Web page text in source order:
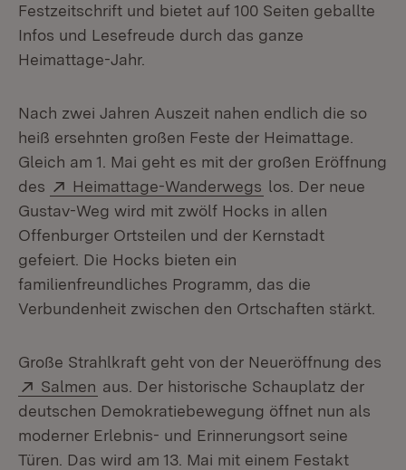
Festzeitschrift und bietet auf 100 Seiten geballte
Infos und Lesefreude durch das ganze
Heimattage-Jahr.
Nach zwei Jahren Auszeit nahen endlich die so
heiß ersehnten großen Feste der Heimattage.
Gleich am 1. Mai geht es mit der großen Eröffnung
des
Extern:
Heimattage-Wanderwegs (Öffnet in neuem
los. Der neue
Gustav-Weg wird mit zwölf Hocks in allen
Offenburger Ortsteilen und der Kernstadt
gefeiert. Die Hocks bieten ein
familienfreundliches Programm, das die
Verbundenheit zwischen den Ortschaften stärkt.
Große Strahlkraft geht von der Neueröffnung des
Extern:
Salmen (Öffnet in neuem Fenster)
aus. Der historische Schauplatz der
deutschen Demokratiebewegung öffnet nun als
moderner Erlebnis- und Erinnerungsort seine
Türen. Das wird am 13. Mai mit einem Festakt